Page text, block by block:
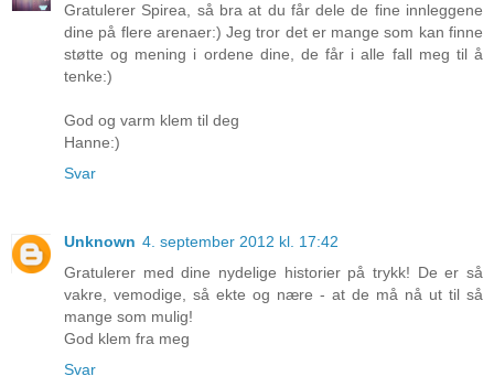
Gratulerer Spirea, så bra at du får dele de fine innleggene
dine på flere arenaer:) Jeg tror det er mange som kan finne
støtte og mening i ordene dine, de får i alle fall meg til å
tenke:)
God og varm klem til deg
Hanne:)
Svar
Unknown 4. september 2012 kl. 17:42
Gratulerer med dine nydelige historier på trykk! De er så
vakre, vemodige, så ekte og nære - at de må nå ut til så
mange som mulig!
God klem fra meg
Svar